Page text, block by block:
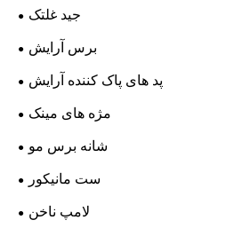
جید غلتک
برس آرایش
پد های پاک کننده آرایش
مژه های مینک
شانه برس مو
ست مانیکور
لامپ ناخن